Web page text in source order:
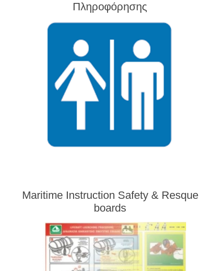
Πληροφόρησης
Maritime Instruction Safety & Resque
boards